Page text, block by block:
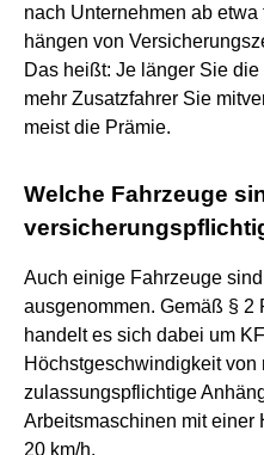
nach Unternehmen ab
hängen von
Das heißt: Je länger Sie
mehr Zusatzfahrer Sie
meist die Prämie.
Welche Fahrzeuge
Auch einige Fahrzeuge
ausgenommen. Gemäß § 2
handelt es sich dabei um
Höchstgeschwindigkeit von
zulassungspflichtige
Arbeitsmaschinen mit einer
20 km/h.